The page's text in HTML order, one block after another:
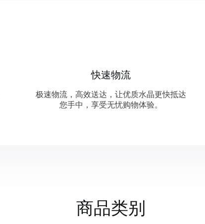
快速物流
极速物流，高效送达，让优质水晶更快抵达
您手中，享受无忧购物体验。
商品类别